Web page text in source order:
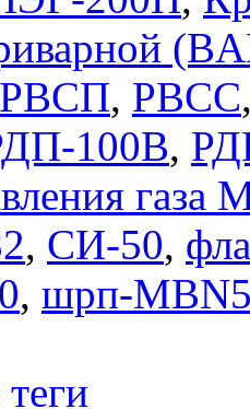
РВСП, РВСС
100В,
газа
, СИ-50,
, шрп-